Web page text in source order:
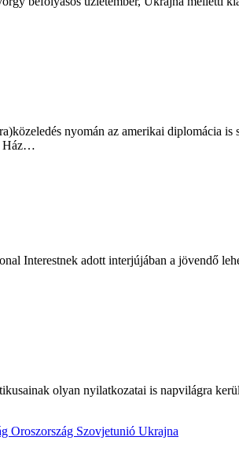
nyomán az amerikai diplomácia
Ház…
Interestnek adott interjújában a jövendő
olyan nyilatkozatai is napvilágra
Oroszország Szovjetunió Ukrajna